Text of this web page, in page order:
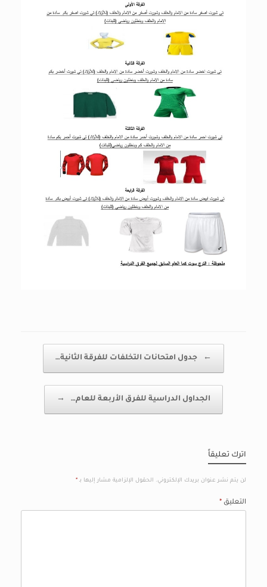
← جدول امتحانات التخلفات للفرقة الثانية…
الجداول الدراسية للفرق الأربعة للعام… →
اترك تعليقاً
لن يتم نشر عنوان بريدك الإلكتروني. الحقول الإلزامية مشار إليها بـ *
التعليق *